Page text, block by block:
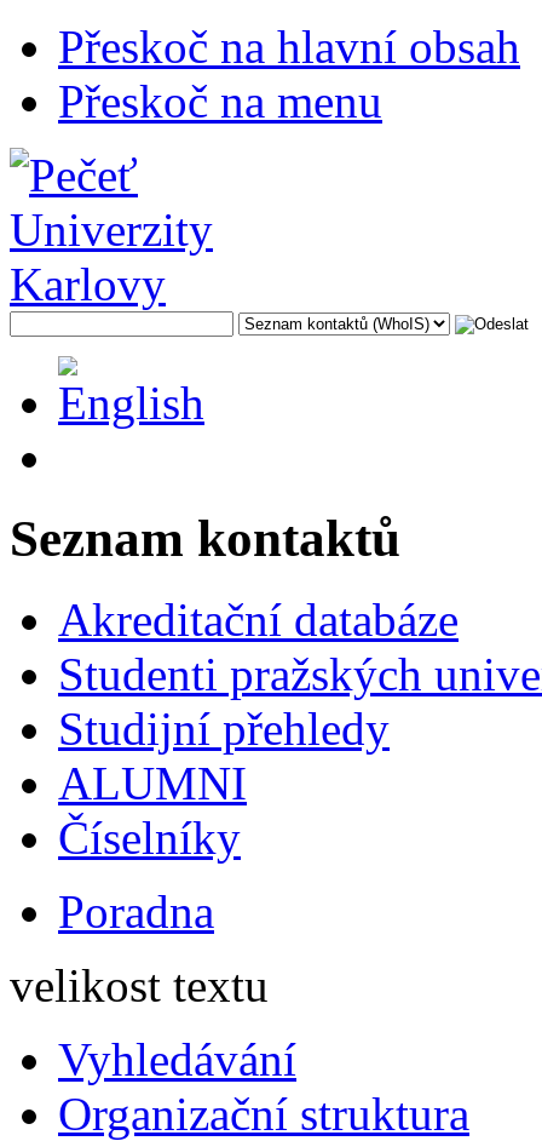
Přeskoč na hlavní obsah
Přeskoč na menu
Seznam kontaktů
Akreditační databáze
Studenti pražských
Studijní přehledy
ALUMNI
Číselníky
Poradna
velikost textu
Vyhledávání
Organizační struktura